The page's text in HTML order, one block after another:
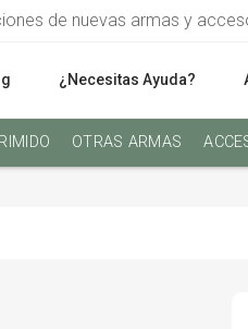
de nuevas armas y
¿Necesitas Ayuda?
OTRAS ARMAS